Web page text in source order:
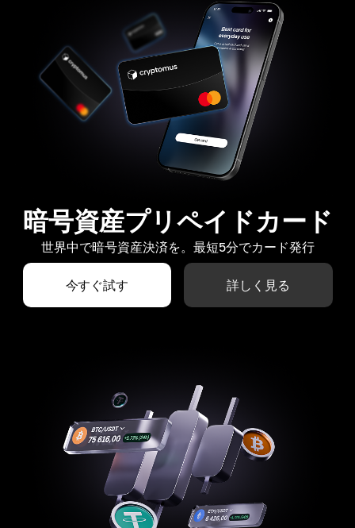
暗号資産プリペイドカード
世界中で暗号資産決済を。最短5分でカード発行
今すぐ試す 詳しく見る